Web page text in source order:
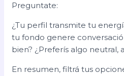
Preguntate:
¿Tu perfil transmite tu
tu fondo genere
bien? ¿Preferís algo neutral,
En resumen, filtrá tus